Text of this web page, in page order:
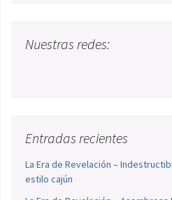
Nuestras redes:
Entradas recientes
La Era de Revelación –
estilo cajún